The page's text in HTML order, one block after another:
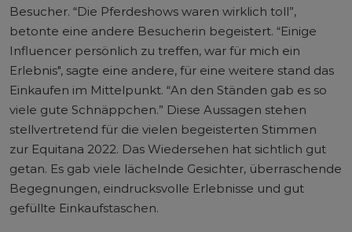
Besucher. “Die Pferdeshows waren wirklich toll”,
betonte eine andere Besucherin begeistert. “Einige
Influencer persönlich zu treffen, war für mich ein
Erlebnis", sagte eine andere, für eine weitere stand das
Einkaufen im Mittelpunkt. “An den Ständen gab es so
viele gute Schnäppchen.” Diese Aussagen stehen
stellvertretend für die vielen begeisterten Stimmen
zur Equitana 2022. Das Wiedersehen hat sichtlich gut
getan. Es gab viele lächelnde Gesichter, überraschende
Begegnungen, eindrucksvolle Erlebnisse und gut
gefüllte Einkaufstaschen.